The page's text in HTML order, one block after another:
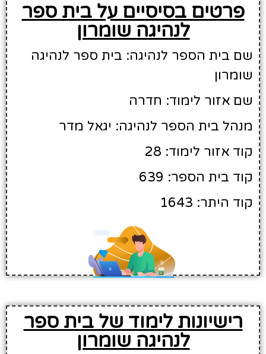
פרטים בסיסיים על בית ספר
לנהיגה שומרון
שם בית הספר לנהיגה: בית ספר לנהיגה
שומרון
שם אזור לימוד: חדרה
מנהל בית הספר לנהיגה: יגאל מדר
קוד אזור לימוד: 28
קוד בית הספר: 639
קוד היתר: 1643
רישיונות לימוד של בית ספר
לנהיגה שומרון